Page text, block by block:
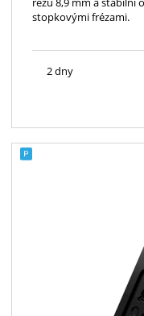
stopkovými frézami.
2 dny